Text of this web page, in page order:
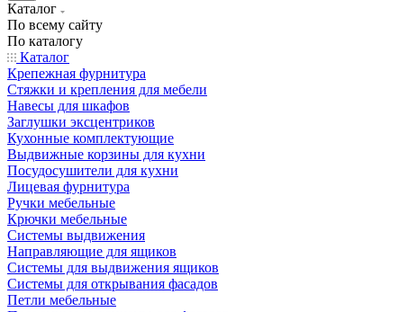
Каталог
По всему сайту
По каталогу
Каталог
Крепежная фурнитура
Стяжки и крепления для мебели
Навесы для шкафов
Заглушки эксцентриков
Кухонные комплектующие
Выдвижные корзины для кухни
Посудосушители для кухни
Лицевая фурнитура
Ручки мебельные
Крючки мебельные
Системы выдвижения
Направляющие для ящиков
Системы для выдвижения ящиков
Системы для открывания фасадов
Петли мебельные